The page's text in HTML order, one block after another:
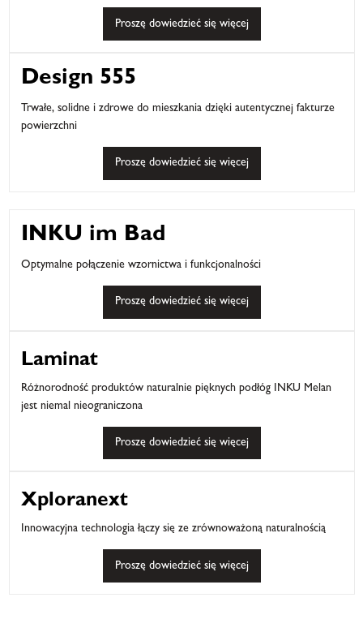
Proszę dowiedzieć się więcej
Design 555
Trwałe, solidne i zdrowe do mieszkania dzięki autentycznej fakturze
powierzchni
Proszę dowiedzieć się więcej
INKU im Bad
Optymalne połączenie wzornictwa i funkcjonalności
Proszę dowiedzieć się więcej
Laminat
Różnorodność produktów naturalnie pięknych podłóg INKU Melan
jest niemal nieograniczona
Proszę dowiedzieć się więcej
Xploranext
Innowacyjna technologia łączy się ze zrównoważoną naturalnością
Proszę dowiedzieć się więcej